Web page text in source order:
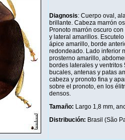
Diagnosis: Cuerpo oval,
brillante. Cabeza marrón
Pronoto marrón oscuro
y lateral amarillos.
ápice amarillo, borde
redondeado. Lado inferior
prosterno amarillo,
bordes laterales y ventritos
bucales, antenas y patas
cabeza y pronoto fina y
sobre el pronoto, en los
densos.
Tamaño: Largo 1,8 mm,
Distribución: Brasil (São